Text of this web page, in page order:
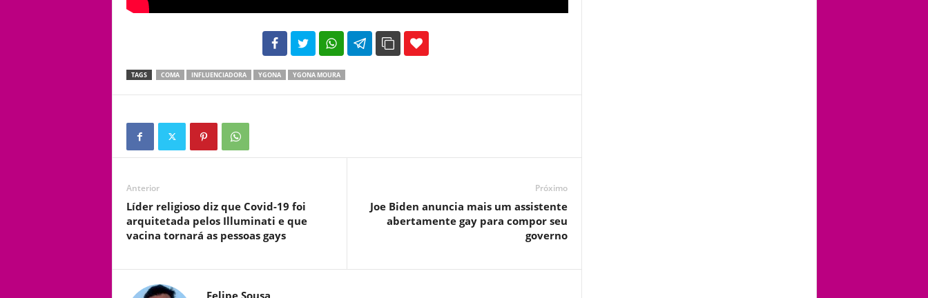
102 35
TAGS COMA INFLUENCIADORA YGONA YGONA MOURA
Anterior
Líder religioso diz que Covid-19 foi
arquitetada pelos Illuminati e que
vacina tornará as pessoas gays
Próximo
Joe Biden anuncia mais um assistente
abertamente gay para compor seu
governo
Felipe Sousa